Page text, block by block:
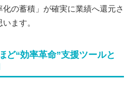
の蓄積」が確実に業績へ還元さ
ます。
ど“効率革命”支援ツールと